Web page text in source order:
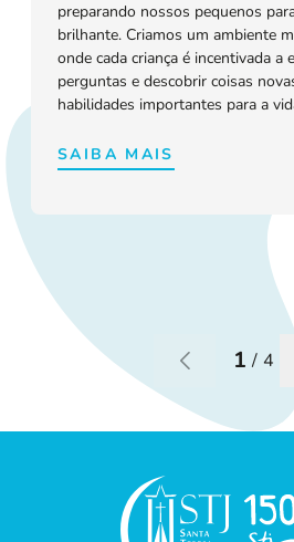
preparando nossos pequenos
brilhante. Criamos um ambiente
onde cada criança é incentivada a
perguntas e descobrir coisas
habilidades importantes para a
SAIBA MAIS
1/ 4